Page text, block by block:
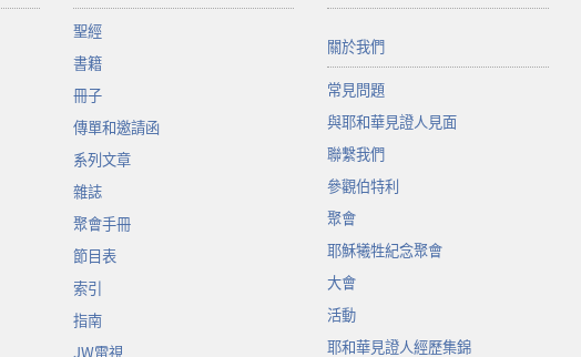
聖經
書籍
冊子
傳單和邀請函
系列文章
雜誌
聚會手冊
節目表
索引
指南
JW電視
關於我們
常見問題
與耶和華見證人見面
聯繫我們
參觀伯特利
聚會
耶穌犧牲紀念聚會
大會
活動
耶和華見證人經歷集錦